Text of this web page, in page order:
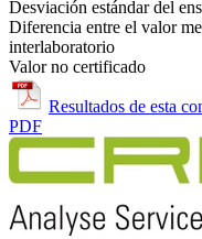
Desviación estándar del
Diferencia entre el valor
interlaboratorio
Valor no certificado
Resultados de esta
PDF